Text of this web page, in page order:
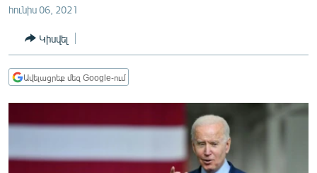
ՊԱՏԵՐԱԶՄԻ 6 ՇԱԲԱԹՆԵՐԸ
ՏԱՐԱԾԱՇՐՋԱՆ
ՄԻՋԱԶԳԱՅԻՆ
ՄՇԱԿՈՒՅԹ
հունիս 06, 2021
Կիսվել
Ավելացրեք մեզ Google-ում